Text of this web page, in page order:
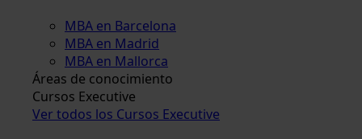
MBA en Barcelona
MBA en Madrid
MBA en Mallorca
Áreas de conocimiento
Cursos Executive
Ver todos los Cursos Executive